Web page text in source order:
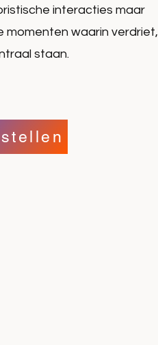
interacties maar
momenten waarin verdriet,
staan.